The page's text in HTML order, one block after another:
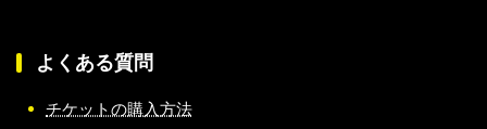
よくある質問
チケットの購入方法